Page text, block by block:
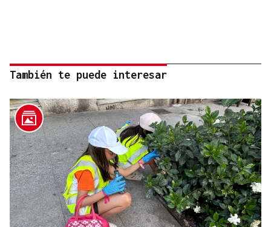
También te puede interesar